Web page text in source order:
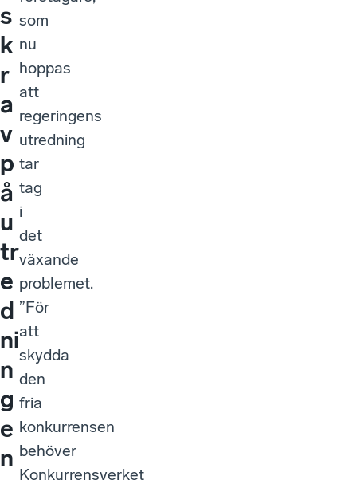
s
k
r
a
v
p
å
u
tr
e
d
ni
n
g
e
n
som
nu
hoppas
att
regeringens
utredning
tar
tag
i
det
växande
problemet.
”För
att
skydda
den
fria
konkurrensen
behöver
Konkurrensverket